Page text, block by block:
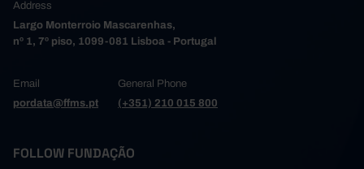
Address
Largo Monterroio Mascarenhas,
nº 1, 7º piso, 1099-081 Lisboa - Portugal
Email
pordata@ffms.pt
General Phone
(+351) 210 015 800
FOLLOW FUNDAÇÃO